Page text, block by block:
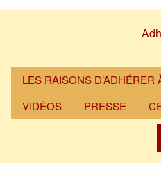
LES RAISONS D’ADHÉRER
VIDÉOS
PRESSE